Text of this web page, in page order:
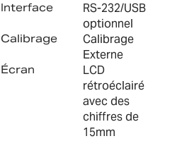
Interface
RS-232/USB
optionnel
Calibrage
Calibrage
Externe
Écran
LCD
rétroéclairé
avec des
chiffres de
15mm